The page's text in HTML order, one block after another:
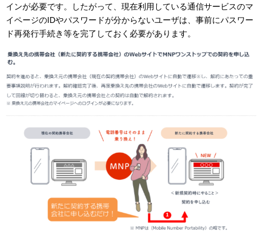
インが必要です。したがって、現在利用している通信サービスのマ
イページのIDやパスワードが分からないユーザは、事前にパスワー
ド再発行手続き等を完了しておく必要があります。